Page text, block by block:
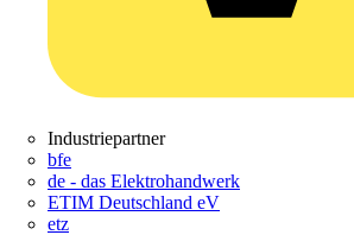
Industriepartner
bfe
de - das Elektrohandwerk
ETIM Deutschland eV
etz